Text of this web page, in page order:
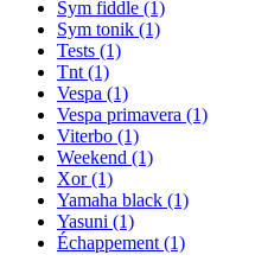
Sym fiddle (1)
Sym tonik (1)
Tests (1)
Tnt (1)
Vespa (1)
Vespa primavera (1)
Viterbo (1)
Weekend (1)
Xor(1)
Yamaha black (1)
Yasuni (1)
Échappement (1)